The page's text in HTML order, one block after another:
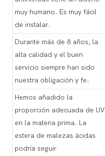
muy humano. Es muy fácil
de instalar.
Durante más de 8 años, la
alta calidad y el buen
servicio siempre han sido
nuestra obligación y fe.
Hemos añadido la
proporción adecuada de UV
en la materia prima. La
estera de malezas ácidas
podría seguir